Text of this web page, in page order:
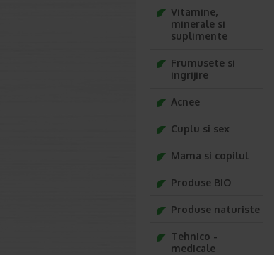
Vitamine,
minerale si
suplimente
Frumusete si
ingrijire
Acnee
Cuplu si sex
Mama si copilul
Produse BIO
Produse naturiste
Tehnico -
medicale